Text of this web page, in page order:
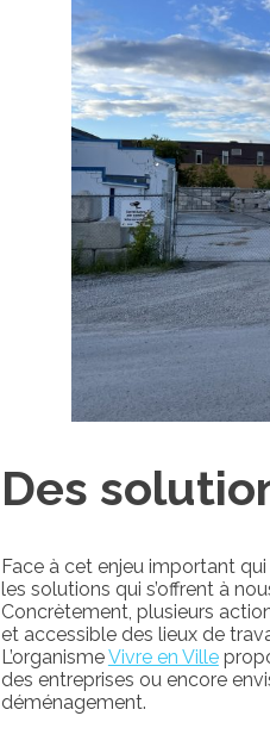
Des
Face à cet enjeu important
les solutions qui s’offrent à
Concrètement, plusieurs
et accessible des lieux de
L’organismeVivre en Ville
des entreprises ou encore
déménagement.